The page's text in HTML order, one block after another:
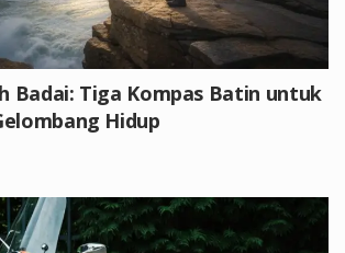
Badai: Tiga Kompas Batin untuk
Hidup